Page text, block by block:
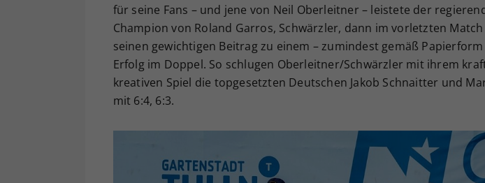
für seine Fans – und jene von Neil Oberleitner – leistete der
Champion von Roland Garros, Schwärzler, dann im vorletzten
seinen gewichtigen Beitrag zu einem – zumindest gemäß
Erfolg im Doppel. So schlugen Oberleitner/Schwärzler mit ihrem
kreativen Spiel die topgesetzten Deutschen Jakob Schnaitter und
mit 6:4, 6:3.